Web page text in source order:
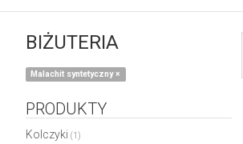
BIŻUTERIA
Malachit syntetyczny×
PRODUKTY
Kolczyki (1)